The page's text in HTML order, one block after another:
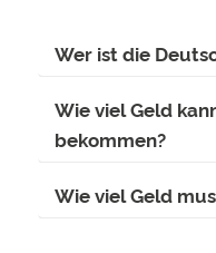
Wer ist die
Wie viel Geld
bekommen?
Wie viel Geld